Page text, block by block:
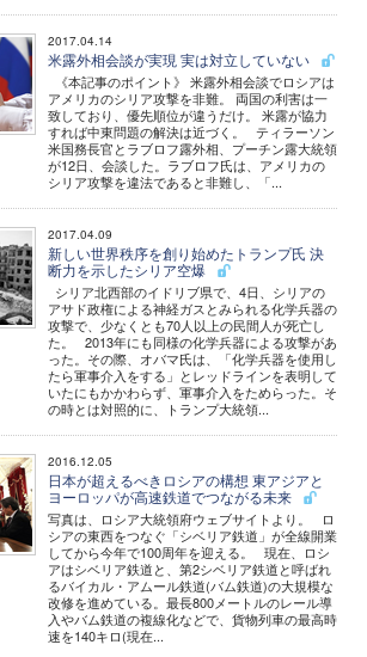
2017.04.14
米露外相会談が実現 実は対立していない
《本記事のポイント》 米露外相会談でロシアは
アメリカのシリア攻撃を非難。 両国の利害は一
致しており、優先順位が違うだけ。 米露が協力
すれば中東問題の解決は近づく。 ティラーソン
米国務長官とラブロフ露外相、プーチン露大統領
が12日、会談した。ラブロフ氏は、アメリカの
シリア攻撃を違法であると非難し、「...
2017.04.09
新しい世界秩序を創り始めたトランプ氏 決
断力を示したシリア空爆
シリア北西部のイドリブ県で、4日、シリアの
アサド政権による神経ガスとみられる化学兵器の
攻撃で、少なくとも70人以上の民間人が死亡し
た。 2013年にも同様の化学兵器による攻撃があ
った。その際、オバマ氏は、「化学兵器を使用し
たら軍事介入をする」とレッドラインを表明して
いたにもかかわらず、軍事介入をためらった。そ
の時とは対照的に、トランプ大統領...
2016.12.05
日本が超えるべきロシアの構想 東アジアと
ヨーロッパが高速鉄道でつながる未来
写真は、ロシア大統領府ウェブサイトより。 ロ
シアの東西をつなぐ「シベリア鉄道」が全線開業
してから今年で100周年を迎える。 現在、ロシ
アはシベリア鉄道と、第2シベリア鉄道と呼ばれ
るバイカル・アムール鉄道(バム鉄道)の大規模な
改修を進めている。最長800メートルのレール導
入やバム鉄道の複線化などで、貨物列車の最高時
速を140キロ(現在...